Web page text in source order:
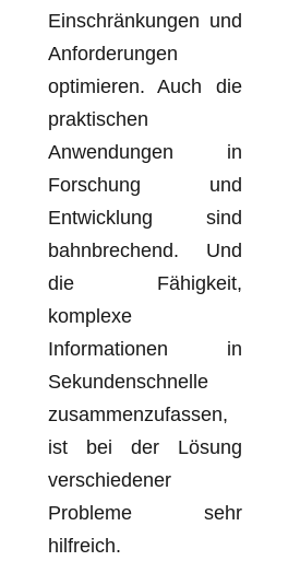
Einschränkungen und
Anforderungen
optimieren. Auch die
praktischen
Anwendungen in
Forschung und
Entwicklung sind
bahnbrechend. Und
die Fähigkeit,
komplexe
Informationen in
Sekundenschnelle
zusammenzufassen,
ist bei der Lösung
verschiedener
Probleme sehr
hilfreich.